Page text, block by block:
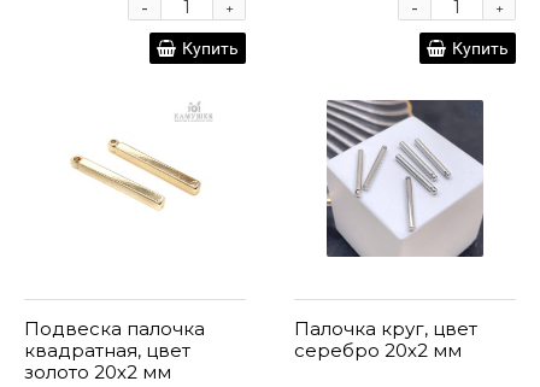
+
-
Купить
+
-
Купить
Подвеска палочка
квадратная, цвет
золото 20х2 мм
Палочка круг, цвет
серебро 20х2 мм